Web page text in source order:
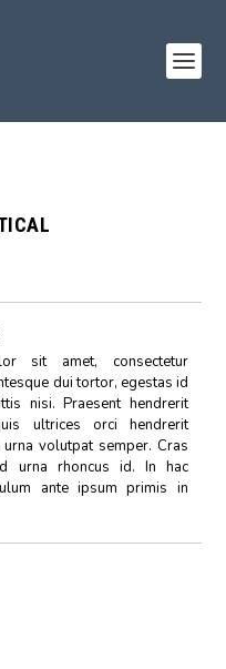
sit amet, consectetur
dui tortor, egestas id
nisi. Praesent hendrerit
ultrices orci hendrerit
volutpat semper. Cras
urna rhoncus id. In hac
ante ipsum primis in